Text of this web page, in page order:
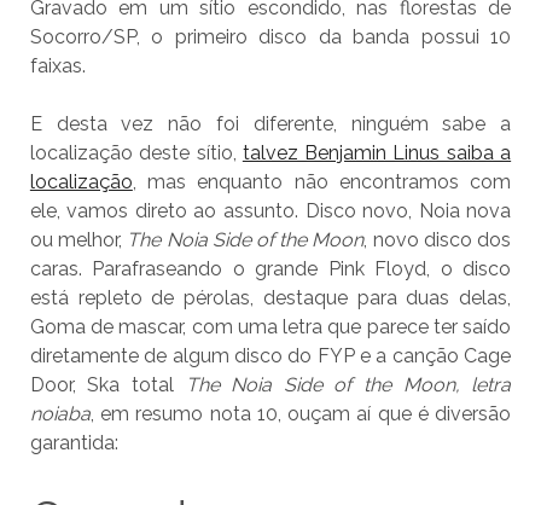
Gravado em um sítio escondido, nas florestas de
Socorro/SP, o primeiro disco da banda possui 10
faixas.
E desta vez não foi diferente, ninguém sabe a
localização deste sítio, talvez Benjamin Linus saiba a
localização, mas enquanto não encontramos com
ele, vamos direto ao assunto. Disco novo, Noia nova
ou melhor, The Noia Side of the Moon, novo disco dos
caras. Parafraseando o grande Pink Floyd, o disco
está repleto de pérolas, destaque para duas delas,
Goma de mascar, com uma letra que parece ter saído
diretamente de algum disco do FYP e a canção Cage
Door, Ska total
The Noia Side of the Moon, letra
noiaba, em resumo nota 10, ouçam aí que é diversão
garantida: